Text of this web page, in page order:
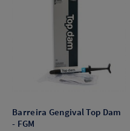
Barreira Gengival Top Dam
- FGM